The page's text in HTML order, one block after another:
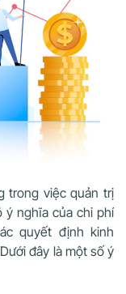
trong việc quản trị
ý nghĩa của chi phí
quyết định kinh
đây là một số ý